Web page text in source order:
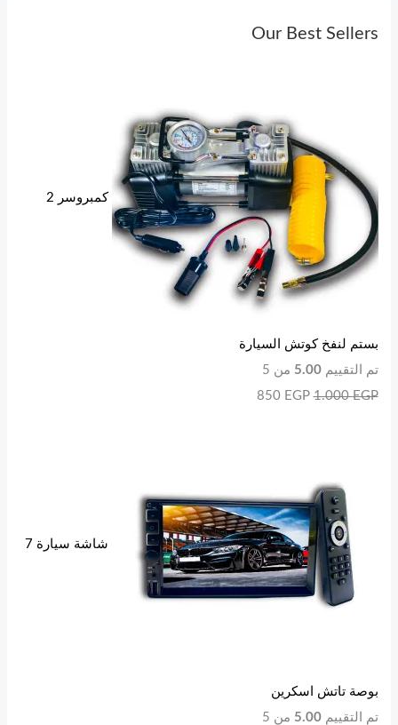
Our Best Sellers
كمبروسر 2
بستم لنفخ كوتش السيارة
تم التقييم5.00 من 5
1.000EGP
850 EGP
شاشة سيارة 7
بوصة تاتش اسكرين
تم التقييم5.00 من 5